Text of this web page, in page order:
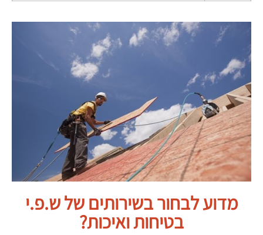
מדוע לבחור בשירותים של ש.פ.י
בטיחות ואיכות?